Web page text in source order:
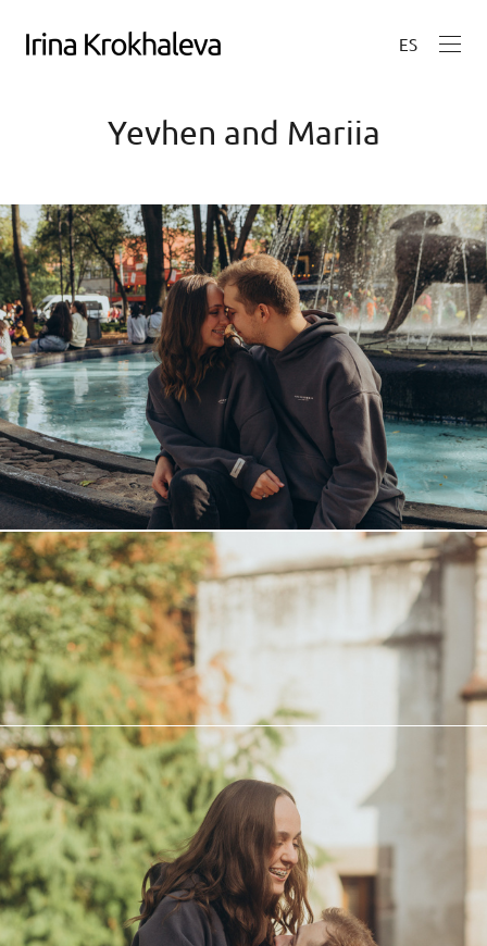
ES
Yevhen and Mariia